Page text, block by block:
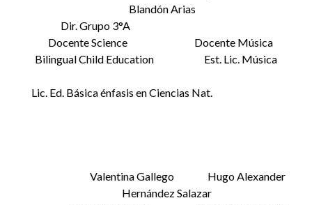
Blandón Arias
Dir. Grupo 3°A
Docente Science Docente Música
Bilingual Child Education Est. Lic. Música
Lic. Ed. Básica énfasis en Ciencias Nat.
Valentina Gallego Hugo Alexander
Hernández Salazar